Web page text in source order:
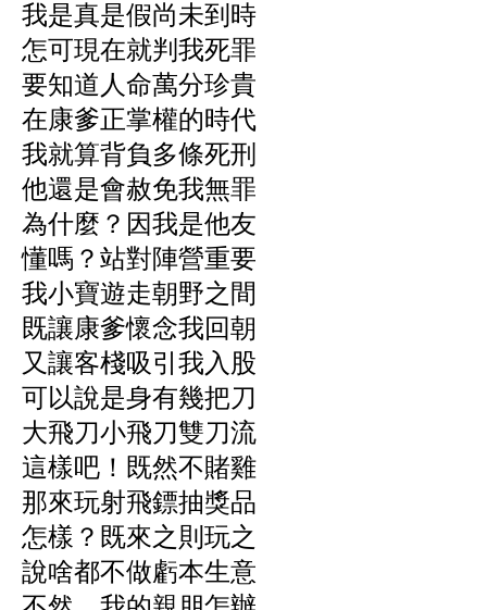
我是真是假尚未到時
怎可現在就判我死罪
要知道人命萬分珍貴
在康爹正掌權的時代
我就算背負多條死刑
他還是會赦免我無罪
為什麼？因我是他友
懂嗎？站對陣營重要
我小寶遊走朝野之間
既讓康爹懷念我回朝
又讓客棧吸引我入股
可以說是身有幾把刀
大飛刀小飛刀雙刀流
這樣吧！既然不賭雞
那來玩射飛鏢抽獎品
怎樣？既來之則玩之
說啥都不做虧本生意